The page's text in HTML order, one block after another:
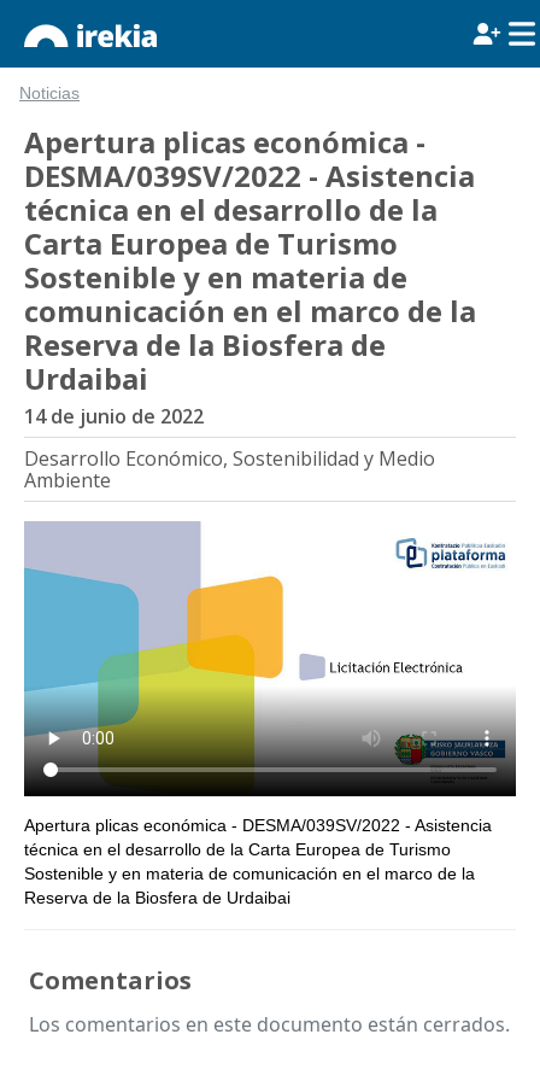
Noticias
Apertura plicas económica -
DESMA/039SV/2022 - Asistencia
técnica en el desarrollo de la
Carta Europea de Turismo
Sostenible y en materia de
comunicación en el marco de la
Reserva de la Biosfera de
Urdaibai
14 de junio de 2022
Desarrollo Económico, Sostenibilidad y Medio
Ambiente
Apertura plicas económica - DESMA/039SV/2022 - Asistencia
técnica en el desarrollo de la Carta Europea de Turismo
Sostenible y en materia de comunicación en el marco de la
Reserva de la Biosfera de Urdaibai
Comentarios
Los comentarios en este documento están cerrados.